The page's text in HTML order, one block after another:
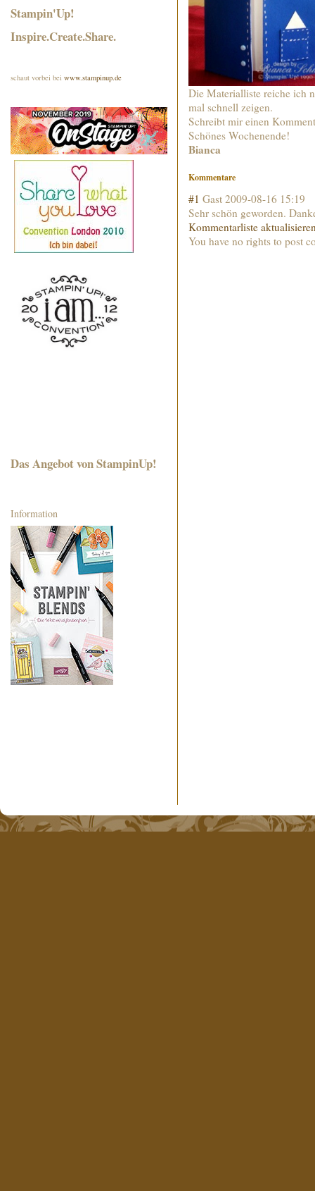
Stampin'Up!
Inspire.Create.Share.
schaut vorbei bei www.stampinup.de
Das Angebot von StampinUp!
Information
Die Materialliste reiche ich
mal schnell zeigen.
Schreibt mir einen
Schönes Wochenende!
Bianca
Kommentare
#1 Gast 2009-08-16 15:19
Sehr schön geworden.
Kommentarliste
You have no rights to post